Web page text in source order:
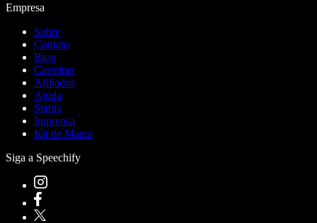
Empresa
Sobre
Contato
Blog
Carreiras
Afiliados
Ajuda
Status
Imprensa
Kit de Marca
Siga a Speechify